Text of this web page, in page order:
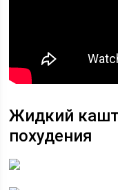
Жидкий
похудения